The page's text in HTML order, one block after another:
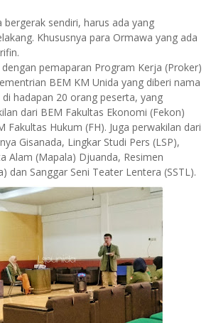
bergerak sendiri, harus ada yang
Khususnya para Ormawa yang ada
pemaparan Program Kerja (Proker)
BEM KM Unida yang diberi nama
hadapan 20 orang peserta, yang
dari BEM Fakultas Ekonomi (Fekon)
Fakultas Hukum (FH). Juga perwakilan dari
Gisanada, Lingkar Studi Pers (LSP),
Alam (Mapala) Djuanda, Resimen
dan Sanggar Seni Teater Lentera (SSTL).